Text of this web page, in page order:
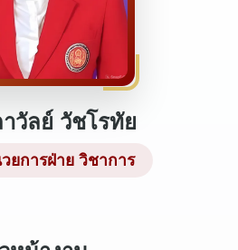
วัลย์ วัชโรทัย
ยการฝ่าย วิชาการ